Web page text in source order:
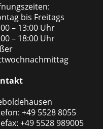
bis Freitags
– 13:00 Uhr
– 18:00 Uhr
+49 5528 8055
+49 5528 989005